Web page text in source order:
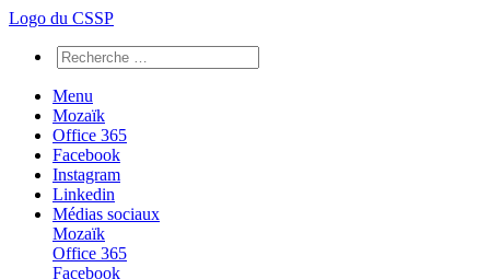
Logo du CSSP
Menu
Mozaïk
Office 365
Facebook
Instagram
Linkedin
Médias sociaux
Mozaïk
Office 365
Facebook